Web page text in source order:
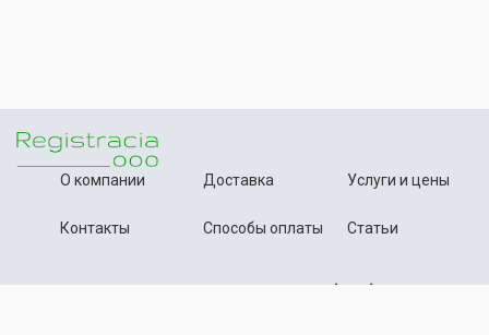
О компании
Контакты
Доставка
Способы оплаты
Услуги и цены
Статьи
+7 (495) 642-54-59